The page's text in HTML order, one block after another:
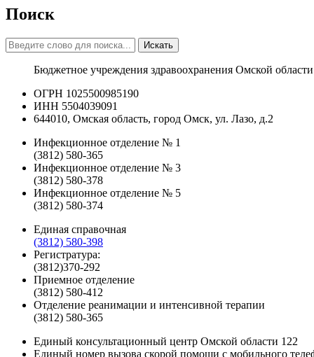
Поиск
Искать
Бюджетное учреждения здравоохранения Омской
ОГРН 1025500985190
ИНН 5504039091
644010, Омская область, город Омск, ул. Лазо, д.2
Инфекционное отделение № 1
(3812) 580-365
Инфекционное отделение № 3
(3812) 580-378
Инфекционное отделение № 5
(3812) 580-374
Единая справочная
(3812) 580-398
Регистратура:
(3812)370-292
Приемное отделение
(3812) 580-412
Отделение реанимации и интенсивной терапии
(3812) 580-365
Единый консультационный центр Омской области 122
Единый номер вызова скорой помощи с мобильного